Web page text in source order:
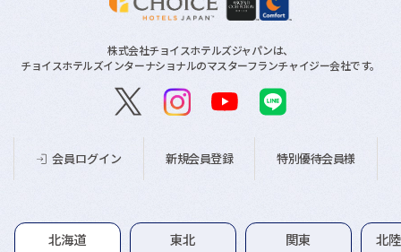
株式会社チョイスホテルズジャパンは、
チョイスホテルズインターナショナルのマスターフランチャイジー会社です。
会員ログイン 新規会員登録 特別優待会員様
グループホテル一覧
北海道 東北 関東 北